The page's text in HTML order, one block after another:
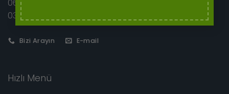
06400 Çankaya/Ankara
0312 230 08 52 - 0505 282 60 14
Bizi Arayın E-mail
Hızlı Menü